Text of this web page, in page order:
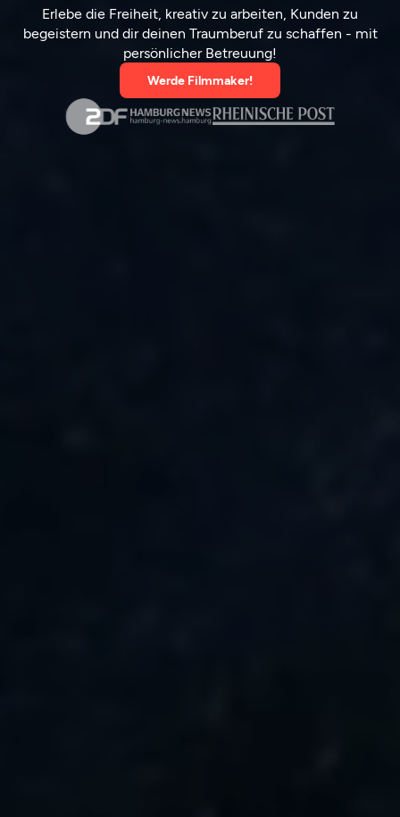
Erlebe die Freiheit, kreativ zu arbeiten, Kunden zu
begeistern und dir deinen Traumberuf zu schaffen - mit
persönlicher Betreuung!
Werde Filmmaker!